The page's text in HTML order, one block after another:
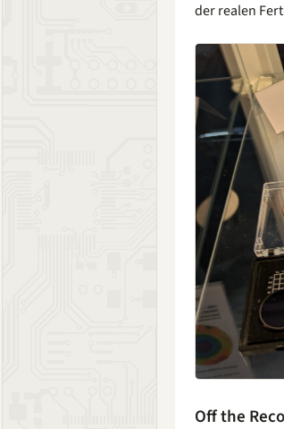
der realen
Off the